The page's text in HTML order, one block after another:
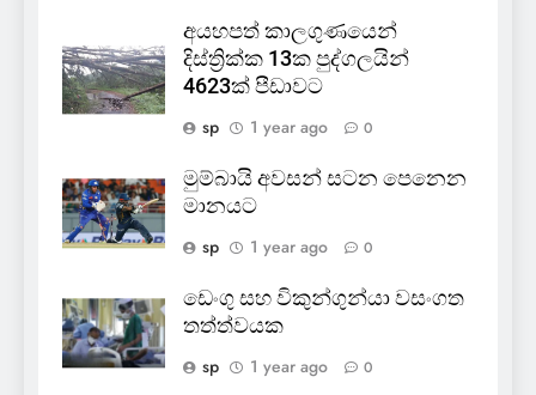
අයහපත් කාලගුණයෙන්
දිස්ත්‍රික්ක 13ක පුද්ගලයින්
4623ක් පීඩාවට
sp
1 year ago 0
මුම්බායි අවසන් සටන පෙනෙන
මානයට
sp
1 year ago 0
ඩෙංගු සහ විකුන්ගුන්යා වසංගත
තත්ත්වයක
sp
1 year ago 0